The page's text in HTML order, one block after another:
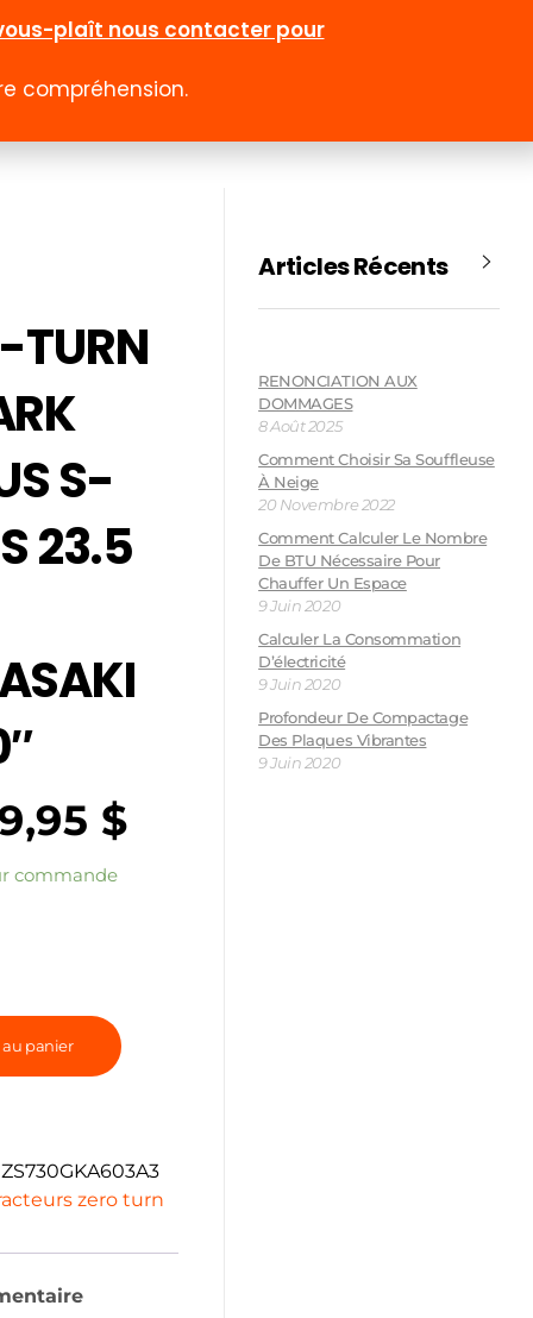
Emploi
TURN
S-
23.5
$
commande
panier
zero turn
Articles Récents
RENONCIATION AUX
DOMMAGES
8 Août 2025
Comment Choisir Sa Souffleuse
À Neige
20 Novembre 2022
Comment Calculer Le Nombre
De BTU Nécessaire Pour
Chauffer Un Espace
9 Juin 2020
Calculer La Consommation
D’électricité
9 Juin 2020
Profondeur De Compactage
Des Plaques Vibrantes
9 Juin 2020
plaît nous contacter pour
compréhension.